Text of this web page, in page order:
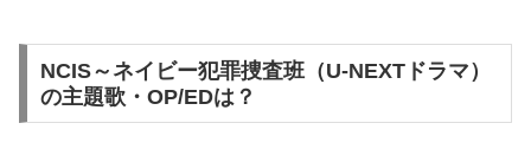
NCIS～ネイビー犯罪捜査班（U-NEXTドラマ）
の主題歌・OP/EDは？